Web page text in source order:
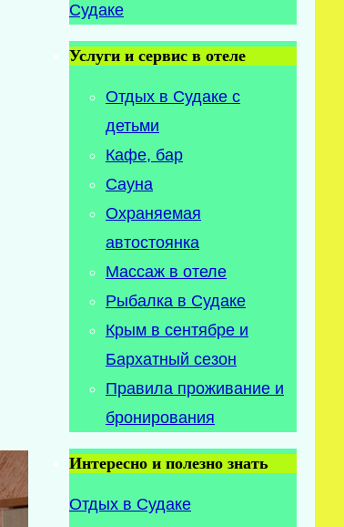
Судаке
Услуги и сервис в отеле
Отдых в Судаке с
детьми
Кафе, бар
Сауна
Охраняемая
автостоянка
Массаж в отеле
Рыбалка в Судаке
Крым в сентябре и
Бархатный сезон
Правила проживание и
бронирования
Интересно и полезно знать
Отдых в Судаке